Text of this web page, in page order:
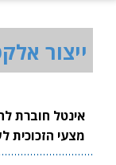
ייצור
אינטל חוברת
מצעי הזכוכית